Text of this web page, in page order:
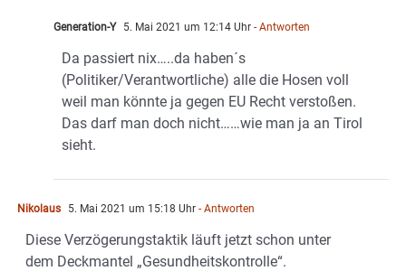
Generation-Y 5. Mai 2021 um 12:14 Uhr - Antworten
Da passiert nix…..da haben´s
(Politiker/Verantwortliche) alle die Hosen voll
weil man könnte ja gegen EU Recht verstoßen.
Das darf man doch nicht……wie man ja an Tirol
sieht.
Nikolaus 5. Mai 2021 um 15:18 Uhr - Antworten
Diese Verzögerungstaktik läuft jetzt schon unter
dem Deckmantel „Gesundheitskontrolle“.